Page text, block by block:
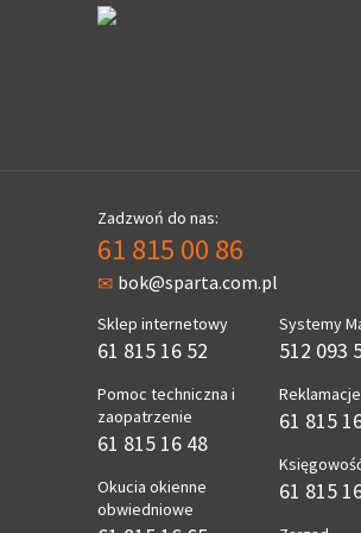
Zadzwoń do nas:
61 815 00 86
bok@sparta.com.pl
Sklep internetowy
61 815 16 52
Pomoc techniczna i
zaopatrzenie
61 815 16 48
Okucia okienne
obwiedniowe
Systemy
512 093
61 815
61 815